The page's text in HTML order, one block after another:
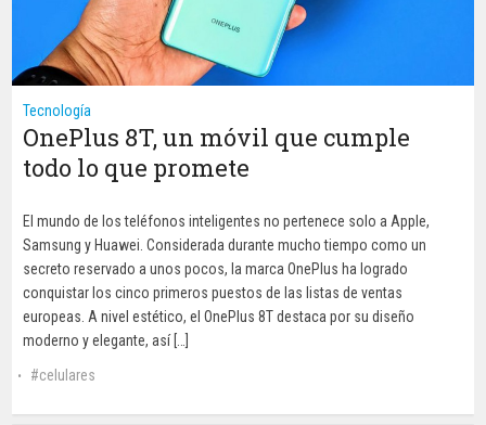
Tecnología
OnePlus 8T, un móvil que cumple
todo lo que promete
El mundo de los teléfonos inteligentes no pertenece solo a Apple,
Samsung y Huawei. Considerada durante mucho tiempo como un
secreto reservado a unos pocos, la marca OnePlus ha logrado
conquistar los cinco primeros puestos de las listas de ventas
europeas. A nivel estético, el OnePlus 8T destaca por su diseño
moderno y elegante, así […]
celulares